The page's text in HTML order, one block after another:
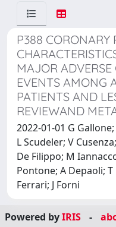
P388 CORONARY
MAJOR
EVENTS AMONG
PATIENTS AND
REVIEWAND
2022-01-01 G
L Scudeler; V
De Filippo; M
Pontone; A Depaoli; T
Ferrari; J Forni
Powered byIRIS -